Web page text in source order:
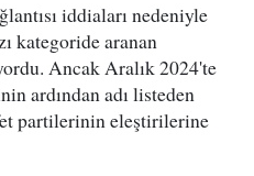
iddiaları nedeniyle
kategoride aranan
Ancak Aralık 2024'te
ardından adı listeden
partilerinin eleştirilerine